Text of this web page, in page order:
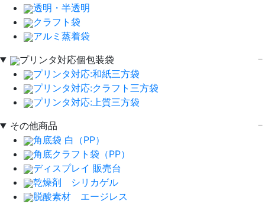
透明・半透明
クラフト袋
アルミ蒸着袋
プリンタ対応個包装袋
プリンタ対応:和紙三方袋
プリンタ対応:クラフト三方袋
プリンタ対応:上質三方袋
その他商品
角底袋 白（PP）
角底クラフト袋（PP）
ディスプレイ 販売台
乾燥剤 シリカゲル
脱酸素材 エージレス